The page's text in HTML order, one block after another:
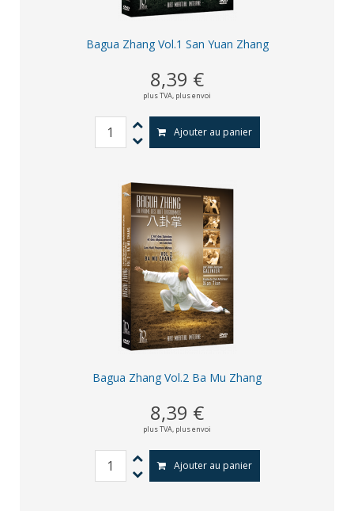
Bagua Zhang Vol.1 San Yuan Zhang
8,39 €
plus TVA, plus envoi
Ajouter au panier
Bagua Zhang Vol.2 Ba Mu Zhang
8,39 €
plus TVA, plus envoi
Ajouter au panier